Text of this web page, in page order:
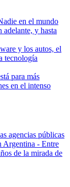
en el mundo
adelante, y hasta
y los autos, el
tecnología
para más
en el intenso
agencias públicas
Argentina - Entre
de la mirada de